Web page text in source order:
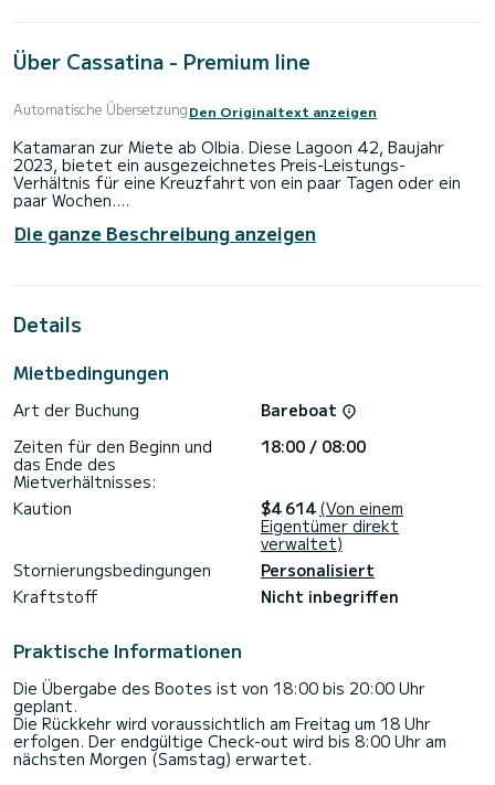
Über Cassatina - Premium line
Automatische ÜbersetzungDen Originaltext anzeigen
Katamaran zur Miete ab Olbia. Diese Lagoon 42, Baujahr
2023, bietet ein ausgezeichnetes Preis-Leistungs-
Verhältnis für eine Kreuzfahrt von ein paar Tagen oder ein
paar Wochen.
Das Boot verfügt über 4 komfortable Kabinen und eine
Bootskapazität von Menschen. Mit einer Gesamtlänge von
außergewöhnlichen Urlaub auf dem Wasser in der Umgebung
einer Rollgenua ausgestattet. Es verfügt über folgende
Wenn Sie Fragen zum Schiff oder zu den Mietbedingungen
haben, können Sie über die Samboat-Plattform eine
Nachricht senden. Ein SamBoat-Berater wird Ihre Frage
Die ganze Beschreibung anzeigen
Details
Mietbedingungen
Art der Buchung
Bareboat
Zeiten für den Beginn und
das Ende des
Mietverhältnisses:
18:00 / 08:00
Kaution $4 614 (Von einem
Eigentümer direkt
verwaltet)
Stornierungsbedingungen
Personalisiert
Kraftstoff
Nicht inbegriffen
Praktische Informationen
Die Übergabe des Bootes ist von 18:00 bis 20:00 Uhr
geplant.
Die Rückkehr wird voraussichtlich am Freitag um 18 Uhr
erfolgen. Der endgültige Check-out wird bis 8:00 Uhr am
nächsten Morgen (Samstag) erwartet.